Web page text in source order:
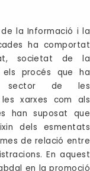
la Informació i la
ha comportat
societat de la
els procés que ha
sector de les
xarxes com als
han suposat que
dels esmentats
de relació entre
En aquest
en la promoció